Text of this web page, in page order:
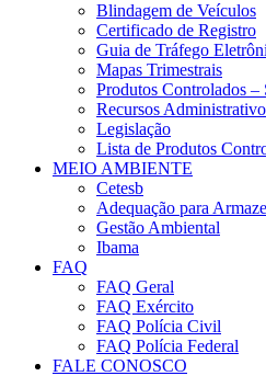
Blindagem de Veículos
Certificado de Registro
Guia de Tráfego
Mapas Trimestrais
Produtos Controlados –
Recursos
Legislação
Lista de Produtos
MEIO AMBIENTE
Cetesb
Adequação para
Gestão Ambiental
Ibama
FAQ
FAQ Geral
FAQ Exército
FAQ Polícia Civil
FAQ Polícia Federal
FALE CONOSCO